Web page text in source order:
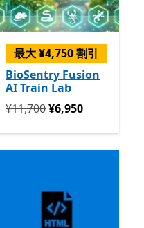
最大 ¥4,750 割引
BioSentry Fusion
AI Train Lab
定価 ¥11,700 今すぐ ¥6,950
¥11,700¥6,950